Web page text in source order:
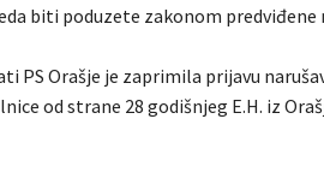
biti poduzete zakonom predviđene
PS Orašje je zaprimila prijavu
od strane 28 godišnjeg E.H. iz